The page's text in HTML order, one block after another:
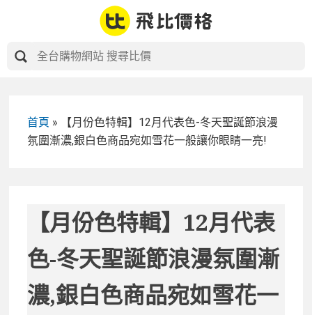
首頁 »
【月份色特輯】12月代表色-冬天聖誕節浪漫
氛圍漸濃,銀白色商品宛如雪花一般讓你眼睛一亮!
【月份色特輯】12月代表
色-冬天聖誕節浪漫氛圍漸
濃,銀白色商品宛如雪花一